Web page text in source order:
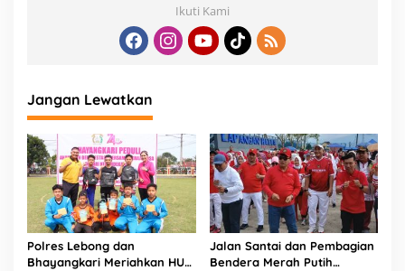
Ikuti Kami
Jangan Lewatkan
Polres Lebong dan
Bhayangkari Meriahkan HUT
Jalan Santai dan Pembagian
Bendera Merah Putih